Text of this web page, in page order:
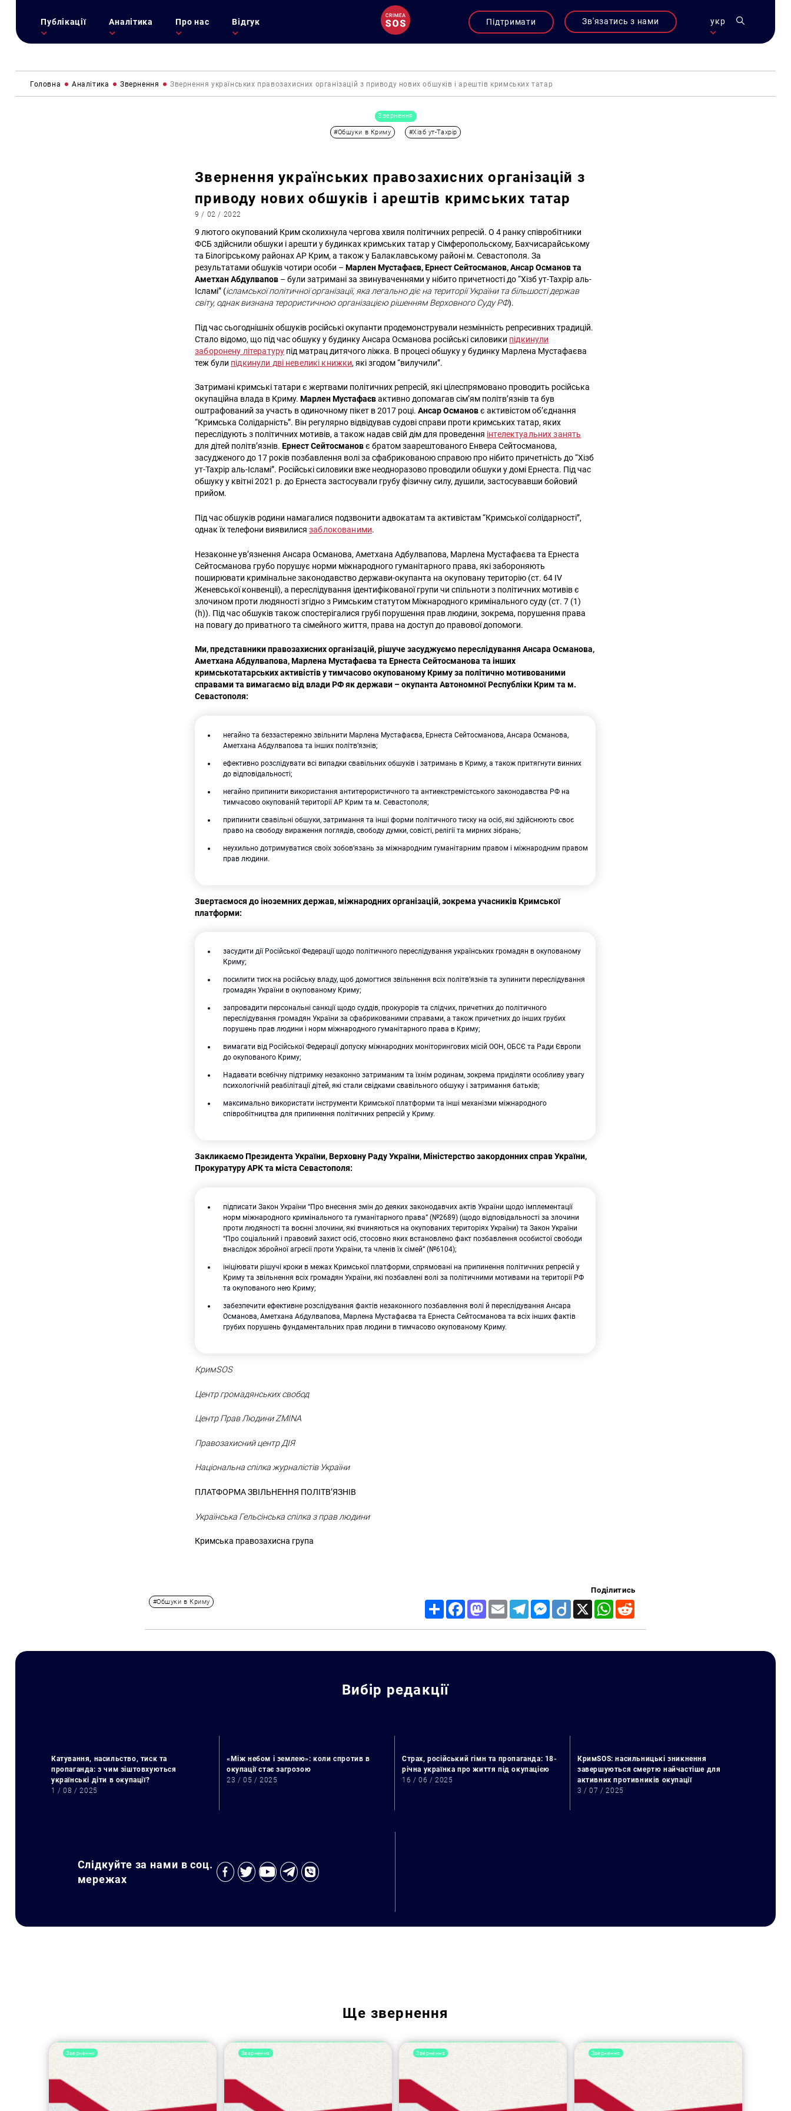
Публікації Аналітика Про нас Відгук Підтримати Зв'язатись з нами укр
Пошук за запитом:
Головна Аналітика Звернення Звернення українських правозахисних організацій з приводу нових обшуків і арештів кримських татар
Звернення
#Обшуки в Криму #Хізб ут-Тахрір
Звернення українських правозахисних організацій з
приводу нових обшуків і арештів кримських татар
9 / 02 / 2022
9 лютого окупований Крим сколихнула чергова хвиля політичних репресій. О 4 ранку співробітники
ФСБ здійснили обшуки і арешти у будинках кримських татар у Сімферопольскому, Бахчисарайському
та Білогірському районах АР Крим, а також у Балаклавському районі м. Севастополя. За
результатами обшуків чотири особи –Марлен Мустафаєв, Ернест Сейтосманов, Ансар Османов та
Аметхан Абдулвапов – були затримані за звинуваченнями у нібито причетності до “Хізб ут-Тахрір аль-
Ісламі” (ісламської політичної організації, яка легально діє на території України та більшості держав
світу, однак визнана терористичною організацією рішенням Верховного Суду РФ).
Під час сьогоднішніх обшуків російські окупанти продемонстрували незмінність репресивних традицій.
Стало відомо, що під час обшуку у будинку Ансара Османова російські силовики підкинули
заборонену літературу під матрац дитячого ліжка. В процесі обшуку у будинку Марлена Мустафаєва
теж були підкинули дві невеликі книжки, які згодом “вилучили”.
Затримані кримські татари є жертвами політичних репресій, які цілеспрямовано проводить російська
окупаційна влада в Криму.Марлен Мустафаєвактивно допомагав сім’ям політв’язнів та був
оштрафований за участь в одиночному пікет в 2017 році.Ансар Османовє активістом об’єднання
“Кримська Солідарність”. Він регулярно відвідував судові справи проти кримських татар, яких
переслідують з політичних мотивів, а також надав свій дім для проведення інтелектуальних занять
для дітей політв’язнів.Ернест Сейтосмановє братом заарештованого Енвера Сейтосманова,
засудженого до 17 років позбавлення волі за сфабрикованою справою про нібито причетність до “Хізб
ут-Тахрір аль-Ісламі”. Російські силовики вже неодноразово проводили обшуки у домі Ернеста. Під час
обшуку у квітні 2021 р. до Ернеста застосували грубу фізичну силу, душили, застосувавши бойовий
прийом.
Під час обшуків родини намагалися подзвонити адвокатам та активістам “Кримської солідарності”,
однак їх телефони виявилисязаблокованими.
Незаконне ув’язнення Ансара Османова, Аметхана Адбулвапова, Марлена Мустафаєва та Ернеста
Сейтосманова грубо порушує норми міжнародного гуманітарного права, які забороняють
поширювати кримінальне законодавство держави-окупанта на окуповану територію (ст. 64 IV
Женевської конвенції), а переслідування ідентифікованої групи чи спільноти з політичних мотивів є
злочином проти людяності згідно з Римським статутом Міжнародного кримінального суду (ст. 7 (1)
(h)). Під час обшуків також спостерігалися грубі порушення прав людини, зокрема, порушення права
на повагу до приватного та сімейного життя, права на доступ до правової допомоги.
Ми, представники правозахисних організацій, рішуче засуджуємо переслідування Ансара Османова,
Аметхана Абдулвапова, Марлена Мустафаєва та Ернеста Сейтосманова та інших
кримськотатарських активістів у тимчасово окупованому Криму за політично мотивованими
справами та вимагаємо від влади РФ як держави – окупанта Автономної Республіки Крим та м.
Севастополя:
негайно та беззастережно звільнити Марлена Мустафаєва, Ернеста Сейтосманова, Ансара Османова,
Аметхана Абдулвапова та інших політв’язнів;
ефективно розслідувати всі випадки свавільних обшуків і затримань в Криму, а також притягнути винних
до відповідальності;
негайно припинити використання антитерористичного та антиекстремістського законодавства РФ на
тимчасово окупованій території АР Крим та м. Севастополя;
припинити свавільні обшуки, затримання та інші форми політичного тиску на осіб, які здійснюють своє
право на свободу вираження поглядів, свободу думки, совісті, релігії та мирних зібрань;
неухильно дотримуватися своїх зобов’язань за міжнародним гуманітарним правом і міжнародним правом
прав людини.
Звертаємося до іноземних держав, міжнародних організацій, зокрема учасників Кримської
платформи:
засудити дії Російської Федерації щодо політичного переслідування українських громадян в окупованому
Криму;
посилити тиск на російську владу, щоб домогтися звільнення всіх політв’язнів та зупинити переслідування
громадян України в окупованому Криму;
запровадити персональні санкції щодо суддів, прокурорів та слідчих, причетних до політичного
переслідування громадян України за сфабрикованими справами, а також причетних до інших грубих
порушень прав людини і норм міжнародного гуманітарного права в Криму;
вимагати від Російської Федерації допуску міжнародних моніторингових місій ООН, ОБСЄ та Ради Європи
до окупованого Криму;
Надавати всебічну підтримку незаконно затриманим та їхнім родинам, зокрема приділяти особливу увагу
психологічній реабілітації дітей, які стали свідками свавільного обшуку і затримання батьків;
максимально використати інструменти Кримської платформи та інші механізми міжнародного
співробітництва для припинення політичних репресій у Криму.
Закликаємо Президента України, Верховну Раду України, Міністерство закордонних справ України,
Прокуратуру АРК та міста Севастополя:
підписати Закон України “Про внесення змін до деяких законодавчих актів України щодо імплементації
норм міжнародного кримінального та гуманітарного права” (№2689) (щодо відповідальності за злочини
проти людяності та воєнні злочини, які вчиняються на окупованих територіях України) та Закон України
“Про соціальний і правовий захист осіб, стосовно яких встановлено факт позбавлення особистої свободи
внаслідок збройної агресії проти України, та членів їх сімей” (№6104);
ініціювати рішучі кроки в межах Кримської платформи, спрямовані на припинення політичних репресій у
Криму та звільнення всіх громадян України, які позбавлені волі за політичними мотивами на території РФ
та окупованого нею Криму;
забезпечити ефективне розслідування фактів незаконного позбавлення волі й переслідування Ансара
Османова, Аметхана Абдулвапова, Марлена Мустафаєва та Ернеста Сейтосманова та всіх інших фактів
грубих порушень фундаментальних прав людини в тимчасово окупованому Криму.
КримSOS
Центр громадянських свобод
Центр Прав Людини ZMINA
Правозахисний центр ДІЯ
Національна спілка журналістів України
ПЛАТФОРМА ЗВІЛЬНЕННЯ ПОЛІТВ’ЯЗНІВ
Українська Гельсінська спілка з прав людини
Кримська правозахисна група
#Обшуки в Криму
Поділитись
Share FacebookMastodon
Email TelegramMessenger
Diigo X WhatsApp
Вибір редакції
Катування, насильство, тиск та
пропаганда: з чим зіштовхуються
українські діти в окупації?
1 / 08 / 2025
«Між небом і землею»: коли спротив в
окупації стає загрозою
23 / 05 / 2025
Страх, російський гімн та пропаганда: 18-
річна українка про життя під окупацією
16 / 06 / 2025
КримSOS: насильницькі зникнення
завершуються смертю найчастіше для
активних противників окупації
3 / 07 / 2025
Слідкуйте за нами в соц.
мережах
Ще звернення
Звернення Звернення Звернення Звернення